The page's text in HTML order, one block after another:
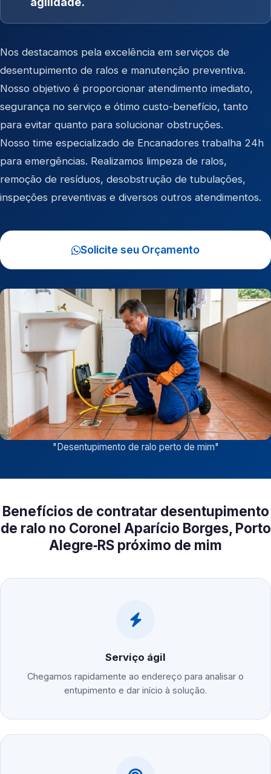
Nos destacamos pela excelência em serviços de
desentupimento de ralos e manutenção preventiva.
Nosso objetivo é proporcionar atendimento imediato,
segurança no serviço e ótimo custo-benefício, tanto
para evitar quanto para solucionar obstruções.
Nosso time especializado de Encanadores trabalha 24h
para emergências. Realizamos limpeza de ralos,
remoção de resíduos, desobstrução de tubulações,
inspeções preventivas e diversos outros atendimentos.
Solicite seu Orçamento
"Desentupimento de ralo perto de mim"
Benefícios de contratar desentupimento
de ralo no Coronel Aparício Borges, Porto
Alegre‑RS próximo de mim
Serviço ágil
Chegamos rapidamente ao endereço para analisar o
entupimento e dar início à solução.